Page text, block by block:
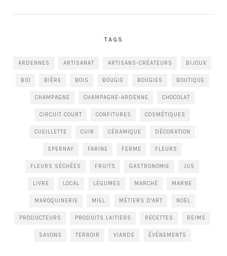
TAGS
ARDENNES ARTISANAT ARTISANS-CRÉATEURS BIJOUX
BIO BIÈRE BOIS BOUGIE BOUGIES BOUTIQUE
CHAMPAGNE CHAMPAGNE-ARDENNE CHOCOLAT
CIRCUIT COURT CONFITURES COSMÉTIQUES
CUEILLETTE CUIR CÉRAMIQUE DÉCORATION
EPERNAY FARINE FERME FLEURS
FLEURS SÉCHÉES FRUITS GASTRONOMIE JUS
LIVRE LOCAL LÉGUMES MARCHÉ MARNE
MAROQUINERIE MIEL MÉTIERS D'ART NOËL
PRODUCTEURS PRODUITS LAITIERS RECETTES REIMS
SAVONS TERROIR VIANDE ÉVÉNEMENTS